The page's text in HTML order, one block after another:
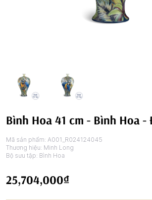
Bình Hoa 41 cm - Bình Hoa
Mã sản phẩm: A001_R024124045
Thương hiệu: Minh Long
Bộ sưu tập: Bình Hoa
25,704,000₫